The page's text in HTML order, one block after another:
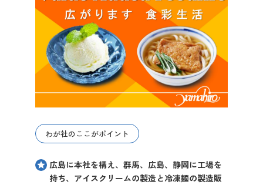
会員登録
ログイン
わが社のここがポイント
広島に本社を構え、群馬、広島、静岡に工場を
持ち、アイスクリームの製造と冷凍麺の製造販